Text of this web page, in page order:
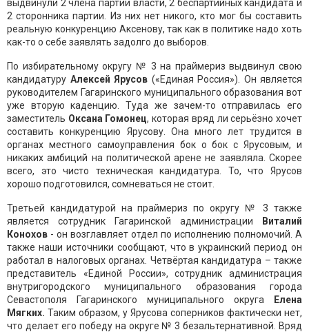
выдвинули 2 члена партии власти, 2 беспартийных кандидата и
2 сторонника партии. Из них нет никого, кто мог бы составить
реальную конкуренцию Аксенову, так как в политике надо хоть
как-то о себе заявлять задолго до выборов.
По избирательному округу № 3 на праймериз выдвинул свою
кандидатуру Алексей Ярусов («Единая Россия»). Он является
руководителем Гагаринского муниципального образования вот
уже вторую каденцию. Туда же зачем-то отправилась его
заместитель Оксана Гомонец, которая вряд ли серьёзно хочет
составить конкуренцию Ярусову. Она много лет трудится в
органах местного самоуправления бок о бок с Ярусовым, и
никаких амбиций на политической арене не заявляла. Скорее
всего, это чисто техническая кандидатура. То, что Ярусов
хорошо подготовился, сомневаться не стоит.
Третьей кандидатурой на праймериз по округу № 3 также
является сотрудник Гагаринской администрации
Виталий
Конохов - он возглавляет отдел по исполнению полномочий. А
также наши источники сообщают, что в украинский период он
работал в налоговых органах. Четвёртая кандидатура – также
представитель «Единой России», сотрудник администрация
внутригородского муниципального образования города
Севастополя Гагаринского муниципального округа Елена
Мягких. Таким образом, у Ярусова соперников фактически нет,
что делает его победу на округе № 3 безальтернативной. Вряд